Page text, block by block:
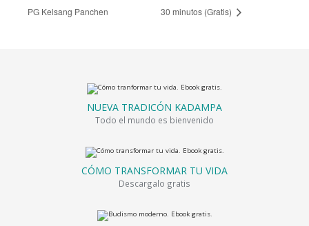
PG Kelsang Panchen
30 minutos (Gratis)
NUEVA TRADICÓN KADAMPA
Todo el mundo es bienvenido
CÓMO TRANSFORMAR TU VIDA
Descargalo gratis